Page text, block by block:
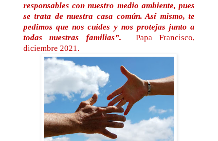
responsables con nuestro medio ambiente, pues
se trata de nuestra casa común. Así mismo, te
pedimos que nos cuides y nos protejas junto a
todas nuestras familias”.
Papa Francisco,
diciembre 2021.